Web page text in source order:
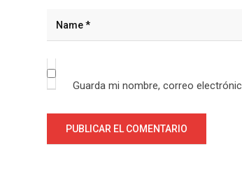
Guarda mi nombre, correo